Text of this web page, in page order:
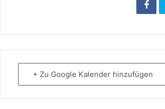
+ Zu Google Kalender hinzufügen